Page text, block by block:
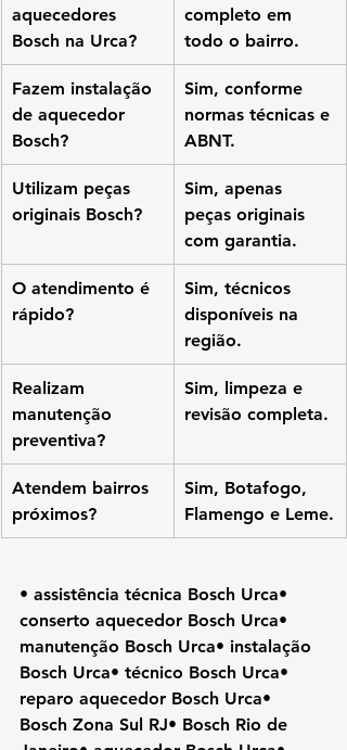
aquecedores
Bosch na Urca?
completo em
todo o bairro.
Fazem instalação
de aquecedor
Bosch?
Sim, conforme
normas técnicas e
ABNT.
Utilizam peças
originais Bosch?
Sim, apenas
peças originais
com garantia.
O atendimento é
rápido?
Sim, técnicos
disponíveis na
região.
Realizam
manutenção
preventiva?
Sim, limpeza e
revisão completa.
Atendem bairros
próximos?
Sim, Botafogo,
Flamengo e Leme.
• assistência técnica Bosch Urca•
conserto aquecedor Bosch Urca•
manutenção Bosch Urca• instalação
Bosch Urca• técnico Bosch Urca•
reparo aquecedor Bosch Urca•
Bosch Zona Sul RJ• Bosch Rio de